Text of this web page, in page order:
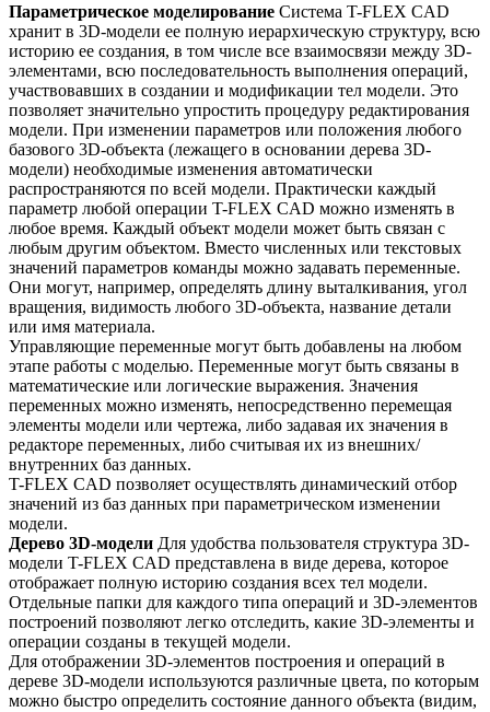
Параметрическое моделирование Система T-FLEX CAD
хранит в 3D-модели ее полную иерархическую структуру, всю
историю ее создания, в том числе все взаимосвязи между 3D-
элементами, всю последовательность выполнения операций,
участвовавших в создании и модификации тел модели. Это
позволяет значительно упростить процедуру редактирования
модели. При изменении параметров или положения любого
базового 3D-объекта (лежащего в основании дерева 3D-
модели) необходимые изменения автоматически
распространяются по всей модели. Практически каждый
параметр любой операции T-FLEX CAD можно изменять в
любое время. Каждый объект модели может быть связан с
любым другим объектом. Вместо численных или текстовых
значений параметров команды можно задавать переменные.
Они могут, например, определять длину выталкивания, угол
вращения, видимость любого 3D-объекта, название детали
или имя материала.
Управляющие переменные могут быть добавлены на любом
этапе работы с моделью. Переменные могут быть связаны в
математические или логические выражения. Значения
переменных можно изменять, непосредственно перемещая
элементы модели или чертежа, либо задавая их значения в
редакторе переменных, либо считывая их из внешних/
внутренних баз данных.
T-FLEX CAD позволяет осуществлять динамический отбор
значений из баз данных при параметрическом изменении
модели.
Дерево 3D-модели Для удобства пользователя структура 3D-
модели T-FLEX CAD представлена в виде дерева, которое
отображает полную историю создания всех тел модели.
Отдельные папки для каждого типа операций и 3D-элементов
построений позволяют легко отследить, какие 3D-элементы и
операции созданы в текущей модели.
Для отображении 3D-элементов построения и операций в
дереве 3D-модели используются различные цвета, по которым
можно быстро определить состояние данного объекта (видим,